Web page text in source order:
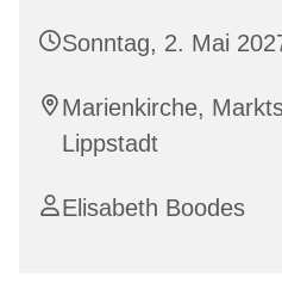
Sonntag, 2. Mai
Marienkirche,
Lippstadt
Elisabeth Boodes